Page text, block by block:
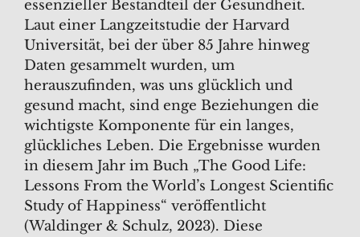
essenzieller Bestandteil der Gesundheit.
Laut einer Langzeitstudie der Harvard
Universität, bei der über 85 Jahre hinweg
Daten gesammelt wurden, um
herauszufinden, was uns glücklich und
gesund macht, sind enge Beziehungen die
wichtigste Komponente für ein langes,
glückliches Leben. Die Ergebnisse wurden
in diesem Jahr im Buch „The Good Life:
Lessons From the World’s Longest Scientific
Study of Happiness“ veröffentlicht
(Waldinger & Schulz, 2023). Diese